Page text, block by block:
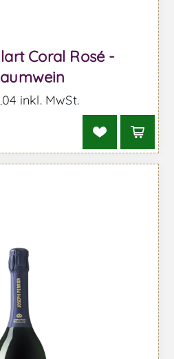
Coral Rosé -
inkl. MwSt.